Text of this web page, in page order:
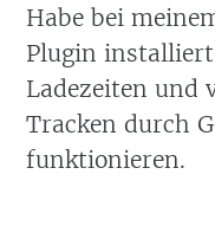
Habe bei
Plugin
Ladezeiten und
Tracken durch
funktionieren.